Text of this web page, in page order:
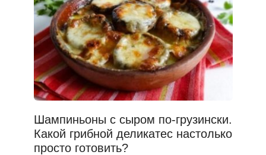
Шампиньоны с сыром по-грузински.
Какой грибной деликатес настолько
просто готовить?